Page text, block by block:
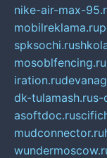
nike-air-max-
mobilreklama.ru
spksochi.ru
mosoblfencing.ru
iration.ru
dk-tulamash.rus-
asoftdoc.ru
mudconnector.ru